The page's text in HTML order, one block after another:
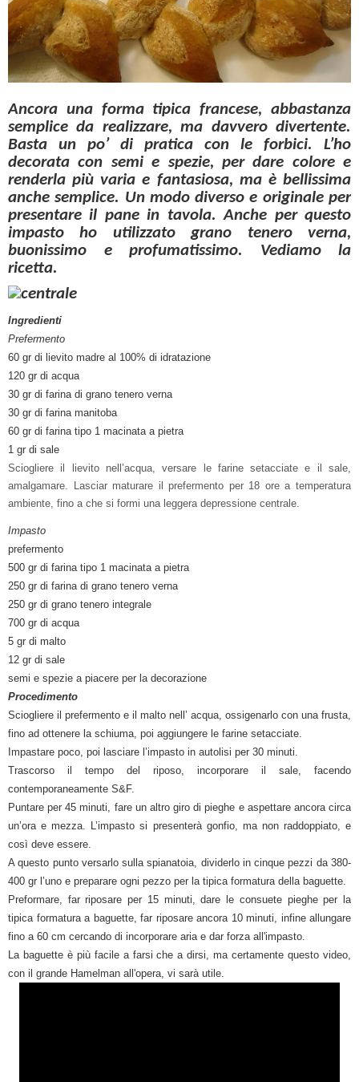
Ancora una forma tipica francese, abbastanza
semplice da realizzare, ma davvero divertente.
Basta un po’ di pratica con le forbici. L’ho
decorata con semi e spezie, per dare colore e
renderla più varia e fantasiosa, ma è bellissima
anche semplice. Un modo diverso e originale per
presentare il pane in tavola. Anche per questo
impasto ho utilizzato grano tenero verna,
buonissimo e profumatissimo. Vediamo la
ricetta.
Ingredienti
Prefermento
60 gr di lievito madre al 100% di idratazione
120 gr di acqua
30 gr di farina di grano tenero verna
30 gr di farina manitoba
60 gr di farina tipo 1 macinata a pietra
1 gr di sale
Sciogliere il lievito nell’acqua, versare le farine setacciate e il sale,
amalgamare. Lasciar maturare il prefermento per 18 ore a temperatura
ambiente, fino a che si formi una leggera depressione centrale.
Impasto
prefermento
500 gr di farina tipo 1 macinata a pietra
250 gr di farina di grano tenero verna
250 gr di grano tenero integrale
700 gr di acqua
5 gr di malto
12 gr di sale
semi e spezie a piacere per la decorazione
Procedimento
Sciogliere il prefermento e il malto nell’ acqua, ossigenarlo con una frusta,
fino ad ottenere la schiuma, poi aggiungere le farine setacciate.
Impastare poco, poi lasciare l’impasto in autolisi per 30 minuti.
Trascorso il tempo del riposo, incorporare il sale, facendo
contemporaneamente S&F.
Puntare per 45 minuti, fare un altro giro di pieghe e aspettare ancora circa
un’ora e mezza. L’impasto si presenterà gonfio, ma non raddoppiato, e
così deve essere.
A questo punto versarlo sulla spianatoia, dividerlo in cinque pezzi da 380-
400 gr l’uno e preparare ogni pezzo per la tipica formatura della baguette.
Preformare, far riposare per 15 minuti, dare le consuete pieghe per la
tipica formatura a baguette, far riposare ancora 10 minuti, infine allungare
fino a 60 cm cercando di incorporare aria e dar forza all'impasto.
La baguette è più facile a farsi che a dirsi, ma certamente questo video,
con il grande Hamelman all'opera, vi sarà utile.